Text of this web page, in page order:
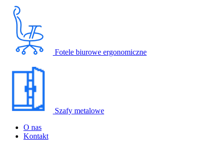
Fotele biurowe ergonomiczne
Szafy metalowe
O nas
Kontakt